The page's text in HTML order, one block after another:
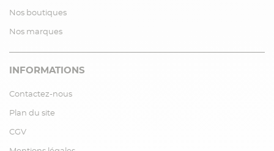
Nos boutiques
Nos marques
INFORMATIONS
Contactez-nous
Plan du site
CGV